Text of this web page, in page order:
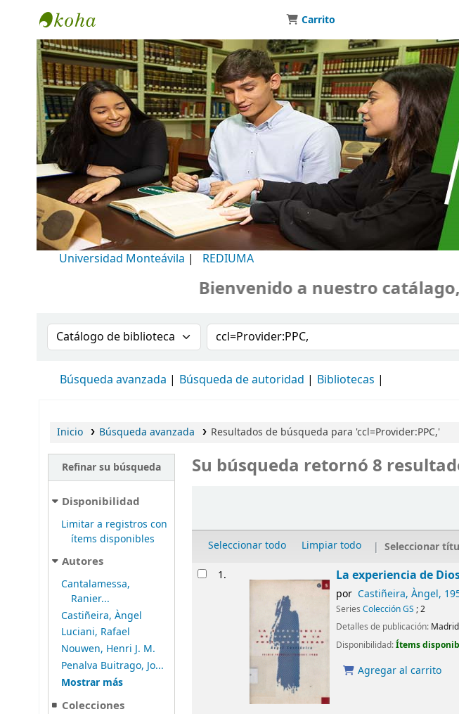
Biblioteca Universidad Monteávila
Carrito
Universidad Monteávila | REDIUMA
Bienvenido a nuestro catálago,
Buscar en el catálogo por:Buscar en el catálogo
Búsqueda avanzada Búsqueda de autoridad Bibliotecas
Inicio Búsqueda avanzada Resultados de búsqueda para 'ccl=Provider:PPC,'
Refinar su búsqueda
Disponibilidad
Limitar a registros con
ítems disponibles
Autores
Cantalamessa,
Ranier...
Castiñeira, Àngel
Luciani, Rafael
Nouwen, Henri J. M.
Penalva Buitrago, Jo...
Mostrar más
Colecciones
Su búsqueda retornó 8
Seleccionar todo Limpiar todo Seleccionar
Resultados
1. La experiencia de
por Castiñeira, Àngel,
SeriesColección GS ; 2
Detalles de publicación:
Disponibilidad:Ítems
Agregar al carrito